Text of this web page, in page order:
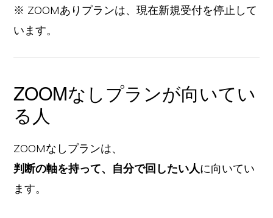
※ ZOOMありプランは、現在新規受付を停止して
います。
ZOOMなしプランが向いてい
る人
ZOOMなしプランは、
判断の軸を持って、自分で回したい人に向いてい
ます。